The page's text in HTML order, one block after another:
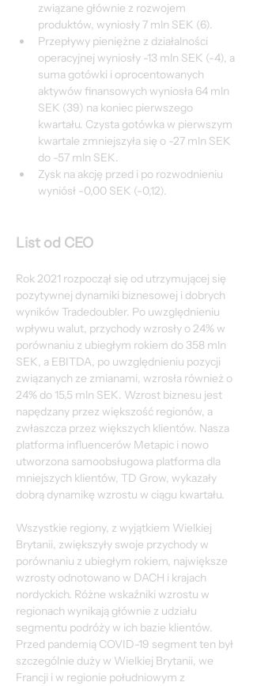
związane głównie z rozwojem
produktów, wyniosły 7 mln SEK (6).
Przepływy pieniężne z działalności
operacyjnej wyniosły -13 mln SEK (-4), a
suma gotówki i oprocentowanych
aktywów finansowych wyniosła 64 mln
SEK (39) na koniec pierwszego
kwartału. Czysta gotówka w pierwszym
kwartale zmniejszyła się o -27 mln SEK
do -57 mln SEK.
Zysk na akcję przed i po rozwodnieniu
wyniósł -0,00 SEK (-0,12).
List od CEO
Rok 2021 rozpoczął się od utrzymującej się
pozytywnej dynamiki biznesowej i dobrych
wyników Tradedoubler. Po uwzględnieniu
wpływu walut, przychody wzrosły o 24% w
porównaniu z ubiegłym rokiem do 358 mln
SEK, a EBITDA, po uwzględnieniu pozycji
związanych ze zmianami, wzrosła również o
24% do 15,5 mln SEK. Wzrost biznesu jest
napędzany przez większość regionów, a
zwłaszcza przez większych klientów. Nasza
platforma influencerów Metapic i nowo
utworzona samoobsługowa platforma dla
mniejszych klientów, TD Grow, wykazały
dobrą dynamikę wzrostu w ciągu kwartału.
Wszystkie regiony, z wyjątkiem Wielkiej
Brytanii, zwiększyły swoje przychody w
porównaniu z ubiegłym rokiem, największe
wzrosty odnotowano w DACH i krajach
nordyckich. Różne wskaźniki wzrostu w
regionach wynikają głównie z udziału
segmentu podróży w ich bazie klientów.
Przed pandemią COVID-19 segment ten był
szczególnie duży w Wielkiej Brytanii, we
Francji i w regionie południowym z